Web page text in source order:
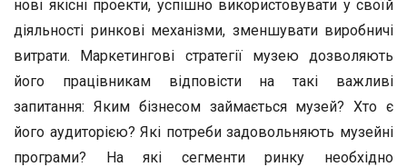
нові якісні проекти, успішно використовувати у своїй
діяльності ринкові механізми, зменшувати виробничі
витрати. Маркетингові стратегії музею дозволяють
його працівникам відповісти на такі важливі
запитання: Яким бізнесом займається музей? Хто є
його аудиторією? Які потреби задовольняють музейні
програми? На які сегменти ринку необхідно